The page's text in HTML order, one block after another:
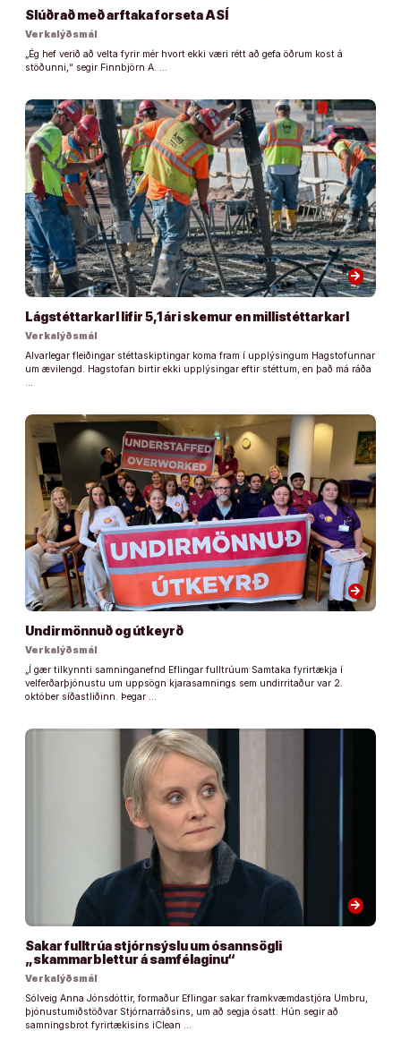
Slúðrað með arftaka forseta ASÍ
Verkalýðsmál
„Ég hef verið að velta fyrir mér hvort ekki væri rétt að gefa öðrum kost á
stöðunni,“ segir Finnbjörn A. …
arrow_forward
Lágstéttarkarl lifir 5,1 ári skemur en millistéttarkarl
Verkalýðsmál
Alvarlegar fleiðingar stéttaskiptingar koma fram í upplýsingum Hagstofunnar
um ævilengd. Hagstofan birtir ekki upplýsingar eftir stéttum, en það má ráða
arrow_forward
Undirmönnuð og útkeyrð
Verkalýðsmál
„Í gær tilkynnti samninganefnd Eflingar fulltrúum Samtaka fyrirtækja í
velferðarþjónustu um uppsögn kjarasamnings sem undirritaður var 2.
október síðastliðinn. Þegar …
arrow_forward
Sakar fulltrúa stjórnsýslu um ósannsögli
„skammarblettur á samfélaginu“
Verkalýðsmál
Sólveig Anna Jónsdóttir, formaður Eflingar sakar framkvæmdastjóra Umbru,
þjónustumiðstöðvar Stjórnarráðsins, um að segja ósatt. Hún segir að
samningsbrot fyrirtækisins iClean …